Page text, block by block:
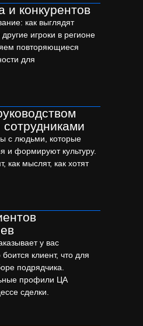
и конкурентов
как выглядят
игроки в регионе
повторяющиеся
для
с людьми, которые
и формируют культуру.
как мыслят, как хотят
у вас
боится клиент, что для
подрядчика.
профили ЦА
сделки.